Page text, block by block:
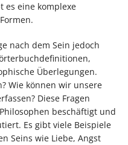
es eine komplexe
nach dem Sein jedoch
Überlegungen.
Wie können wir unsere
Diese Fragen
beschäftigt und
Es gibt viele Beispiele
Seins wie Liebe, Angst